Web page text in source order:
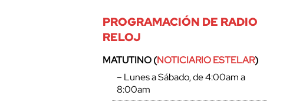
PROGRAMACIÓN DE RADIO
RELOJ
MATUTINO (NOTICIARIO ESTELAR)
– Lunes a Sábado, de 4:00am a
8:00am